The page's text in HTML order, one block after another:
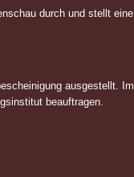
durch und stellt eine
ausgestellt. Im
beauftragen.